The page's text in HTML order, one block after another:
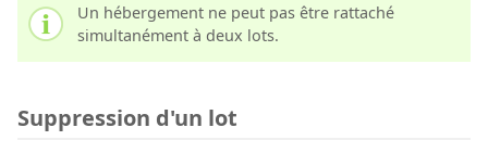
Un hébergement ne peut pas être rattaché
simultanément à deux lots.
Suppression d'un lot